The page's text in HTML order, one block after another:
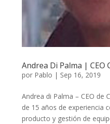
Andrea Di Palma | CEO
por Pablo | Sep 16, 2019
Andrea di Palma – CEO de
de 15 años de experiencia
producto y gestión de